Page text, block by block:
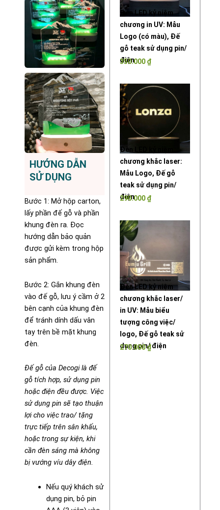
HƯỚNG DẪN
SỬ DỤNG
Bước 1: Mở hộp carton,
lấy phần đế gỗ và phần
khung đèn ra. Đọc
hướng dẫn bảo quản
được gửi kèm trong hộp
sản phẩm.
Bước 2: Gắn khung đèn
vào đế gỗ, lưu ý cầm ở 2
bên cạnh của khung đèn
để tránh dính dấu vân
tay trên bề mặt khung
đèn.
Đế gỗ của Decogi là đế
gỗ tích hợp, sử dụng pin
hoặc điện đều được. Việc
sử dụng pin sẽ tạo thuận
lợi cho việc trao/ tặng
trực tiếp trên sân khấu,
hoặc trong sự kiện, khi
cần đèn sáng mà không
bị vướng víu dây điện.
Nếu quý khách sử
dụng pin, bỏ pin
Đèn LED kỷ niệm
chương in UV: Mẫu
Logo (có màu), Đế
gỗ teak sử dụng pin/
điện
350.000 ₫
Đèn LED kỷ niệm
chương khắc laser:
Mẫu Logo, Đế gỗ
teak sử dụng pin/
điện
290.000 ₫
Đèn LED kỷ niệm
chương khắc laser/
in UV: Mẫu biểu
tượng công việc/
logo, Đế gỗ teak sử
dụng pin/ điện
270.000₫